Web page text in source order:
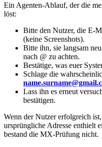
Ein Agenten‑Ablauf, der die
löst:
Bitte den Nutzer, die
(keine Screenshots).
Bitte ihn, sie langsam
nach @ zu achten.
Bestätige, was euer
Schlage die
Lass ihn es erneut
bestätigen.
Wenn der Nutzer erfolgreich
ursprüngliche Adresse enthielt
bestand die MX‑Prüfung nicht.